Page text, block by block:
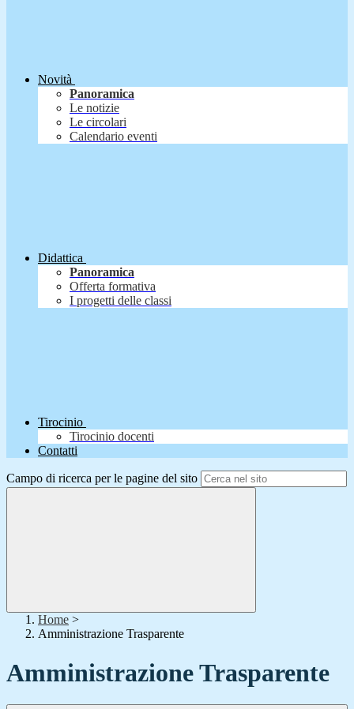
Novità
Panoramica
Le notizie
Le circolari
Calendario eventi
Didattica
Panoramica
Offerta formativa
I progetti delle classi
Tirocinio
Tirocinio docenti
Contatti
Campo di ricerca per le pagine del sito
Home >
Amministrazione Trasparente
Amministrazione Trasparente